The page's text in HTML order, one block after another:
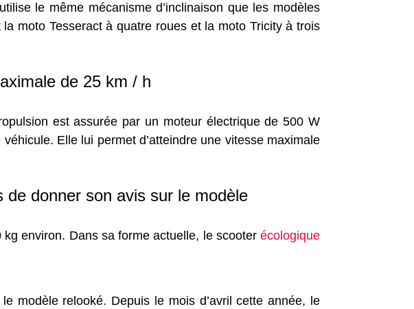
le même mécanisme d’inclinaison que les modèles
moto Tesseract à quatre roues et la moto Tricity à trois
de 25 km / h
est assurée par un moteur électrique de 500 W
Elle lui permet d’atteindre une vitesse maximale
de donner son avis sur le modèle
environ. Dans sa forme actuelle, le scooter écologique
modèle relooké. Depuis le mois d’avril cette année, le